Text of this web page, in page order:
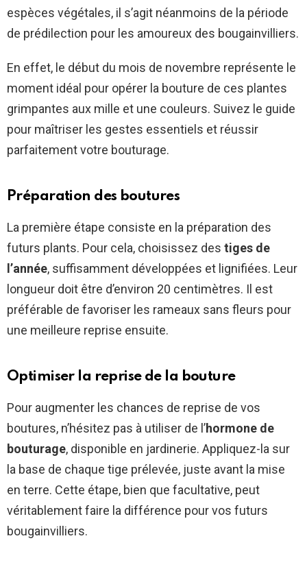
espèces végétales, il s’agit néanmoins de la période
de prédilection pour les amoureux des bougainvilliers.
En effet, le début du mois de novembre représente le
moment idéal pour opérer la bouture de ces plantes
grimpantes aux mille et une couleurs. Suivez le guide
pour maîtriser les gestes essentiels et réussir
parfaitement votre bouturage.
Préparation des boutures
La première étape consiste en la préparation des
futurs plants. Pour cela, choisissez des tiges de
l’année, suffisamment développées et lignifiées. Leur
longueur doit être d’environ 20 centimètres. Il est
préférable de favoriser les rameaux sans fleurs pour
une meilleure reprise ensuite.
Optimiser la reprise de la bouture
Pour augmenter les chances de reprise de vos
boutures, n’hésitez pas à utiliser de l’hormone de
bouturage, disponible en jardinerie. Appliquez-la sur
la base de chaque tige prélevée, juste avant la mise
en terre. Cette étape, bien que facultative, peut
véritablement faire la différence pour vos futurs
bougainvilliers.